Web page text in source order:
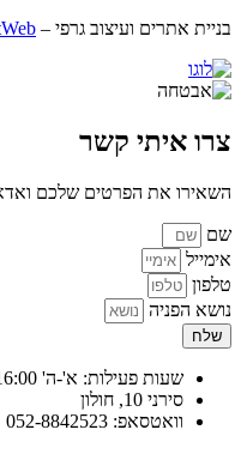
בניית אתרים ועיצוב גרפי –
צרו איתי קשר
השאירו את הפרטים שלכם
שם
אימייל
טלפון
נושא הפניה
שלח
שעות פעילות: א'-ה' 08:00-16:00
סירני 10, חולון
וואטסאפ: 052-8842523